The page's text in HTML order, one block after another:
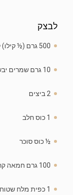
לבצק
500 גרם (½ קילו) קמח
10 גרם שמרים יבשים (כף) / חצי חבילת שמרים טריים
2 ביצים
1 כוס חלב
½ כוס סוכר
100 גרם חמאה קרה חתוכה לקוביות
1 כפית מלח שטוחה